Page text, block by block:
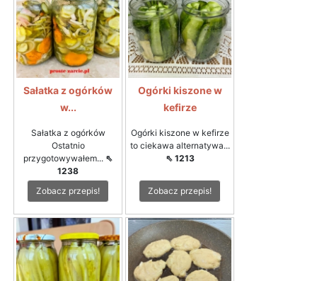
Sałatka z ogórków
w...
Sałatka z ogórków
Ostatnio
przygotowywałem... ⇖
1238
Zobacz przepis!
Ogórki kiszone w
kefirze
Ogórki kiszone w kefirze
to ciekawa alternatywa...
⇖ 1213
Zobacz przepis!